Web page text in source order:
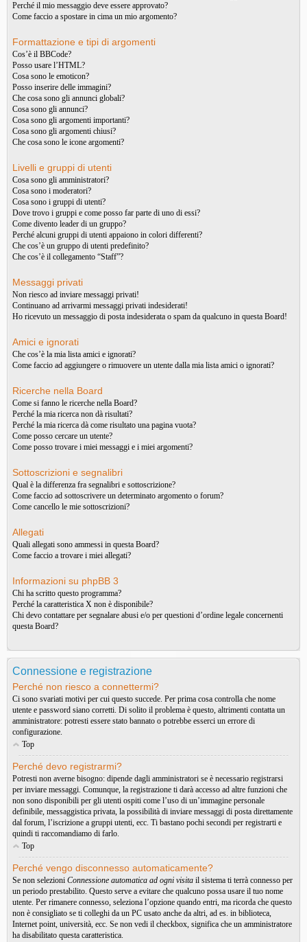
Perché il mio messaggio deve essere approvato?
Come faccio a spostare in cima un mio argomento?
Formattazione e tipi di argomenti
Cos’è il BBCode?
Posso usare l’HTML?
Cosa sono le emoticon?
Posso inserire delle immagini?
Che cosa sono gli annunci globali?
Cosa sono gli annunci?
Cosa sono gli argomenti importanti?
Cosa sono gli argomenti chiusi?
Che cosa sono le icone argomenti?
Livelli e gruppi di utenti
Cosa sono gli amministratori?
Cosa sono i moderatori?
Cosa sono i gruppi di utenti?
Dove trovo i gruppi e come posso far parte di uno di essi?
Come divento leader di un gruppo?
Perché alcuni gruppi di utenti appaiono in colori differenti?
Che cos’è un gruppo di utenti predefinito?
Che cos’è il collegamento “Staff”?
Messaggi privati
Non riesco ad inviare messaggi privati!
Continuano ad arrivarmi messaggi privati indesiderati!
Ho ricevuto un messaggio di posta indesiderata o spam da qualcuno in questa Board!
Amici e ignorati
Che cos’è la mia lista amici e ignorati?
Come faccio ad aggiungere o rimuovere un utente dalla mia lista amici o ignorati?
Ricerche nella Board
Come si fanno le ricerche nella Board?
Perché la mia ricerca non dà risultati?
Perché la mia ricerca dà come risultato una pagina vuota?
Come posso cercare un utente?
Come posso trovare i miei messaggi e i miei argomenti?
Sottoscrizioni e segnalibri
Qual è la differenza fra segnalibri e sottoscrizione?
Come faccio ad sottoscrivere un determinato argomento o forum?
Come cancello le mie sottoscrizioni?
Allegati
Quali allegati sono ammessi in questa Board?
Come faccio a trovare i miei allegati?
Informazioni su phpBB 3
Chi ha scritto questo programma?
Perché la caratteristica X non è disponibile?
Chi devo contattare per segnalare abusi e/o per questioni d’ordine legale concernenti
questa Board?
Connessione e registrazione
Perché non riesco a connettermi?
Ci sono svariati motivi per cui questo succede. Per prima cosa controlla che nome
utente e password siano corretti. Di solito il problema è questo, altrimenti contatta un
amministratore: potresti essere stato bannato o potrebbe esserci un errore di
configurazione.
Top
Perché devo registrarmi?
Potresti non averne bisogno: dipende dagli amministratori se è necessario registrarsi
per inviare messaggi. Comunque, la registrazione ti darà accesso ad altre funzioni che
non sono disponibili per gli utenti ospiti come l’uso di un’immagine personale
definibile, messaggistica privata, la possibilità di inviare messaggi di posta direttamente
dal forum, l’iscrizione a gruppi utenti, ecc. Ti bastano pochi secondi per registrarti e
quindi ti raccomandiamo di farlo.
Top
Perché vengo disconnesso automaticamente?
Se non selezioni Connessione automatica ad ogni visita il sistema ti terrà connesso per
un periodo prestabilito. Questo serve a evitare che qualcuno possa usare il tuo nome
utente. Per rimanere connesso, seleziona l’opzione quando entri, ma ricorda che questo
non è consigliato se ti colleghi da un PC usato anche da altri, ad es. in biblioteca,
Internet point, università, ecc. Se non vedi il checkbox, significa che un amministratore
ha disabilitato questa caratteristica.